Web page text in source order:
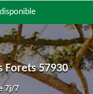
Forets 57930
7j/7